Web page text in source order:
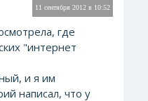
11 сентября 2012 в 10:52
где
"интернет
и я им
написал, что у